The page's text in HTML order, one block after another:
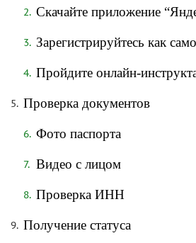
Скачайте приложение
Зарегистрируйтесь как
Пройдите онлайн-
Проверка документов
Фото паспорта
Видео с лицом
Проверка ИНН
Получение статуса